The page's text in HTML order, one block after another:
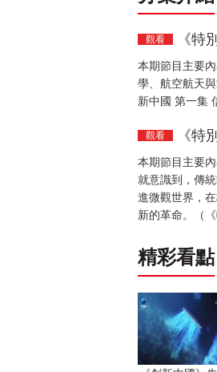
觀看 《特
本期節目主要
學、航空航天
新中國 第一集
觀看 《特
本期節目主要
就意識到，傳
進微觀世界，
新的革命。（
精彩看點